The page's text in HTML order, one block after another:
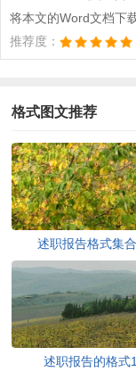
将本文的Word文档下
推荐度：
格式图文推荐
述职报告格式集
述职报告的格式